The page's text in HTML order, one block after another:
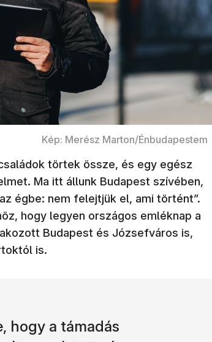
Kép: Merész Marton/Énbudapestem
törtek össze, és egy egész
Ma itt állunk Budapest szívében,
égbe: nem felejtjük el, ami történt”.
hogy legyen országos emléknap a
Budapest és Józsefváros is,
is.
hogy a támadás